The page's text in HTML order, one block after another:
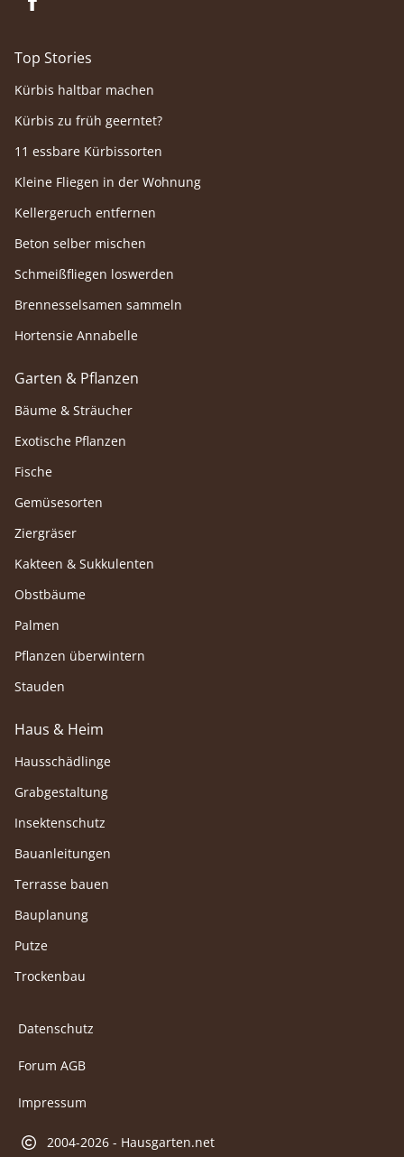
Top Stories
Kürbis haltbar machen
Kürbis zu früh geerntet?
11 essbare Kürbissorten
Kleine Fliegen in der Wohnung
Kellergeruch entfernen
Beton selber mischen
Schmeißfliegen loswerden
Brennesselsamen sammeln
Hortensie Annabelle
Garten & Pflanzen
Bäume & Sträucher
Exotische Pflanzen
Fische
Gemüsesorten
Ziergräser
Kakteen & Sukkulenten
Obstbäume
Palmen
Pflanzen überwintern
Stauden
Haus & Heim
Hausschädlinge
Grabgestaltung
Insektenschutz
Bauanleitungen
Terrasse bauen
Bauplanung
Putze
Trockenbau
Datenschutz
Forum AGB
Impressum
2004-2026 - Hausgarten.net